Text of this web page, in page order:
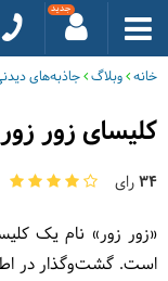
خانه وبلاگ جاذبه‌های
کلیسای زور زور
34رای
«زور زور» نام یک
است. گشت‌و‌گذار در